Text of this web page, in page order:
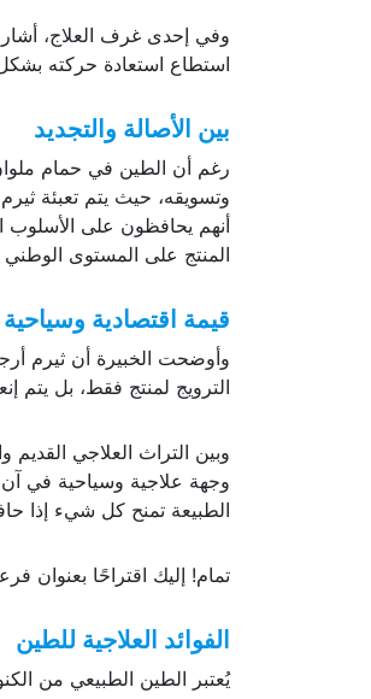
وفي إحدى غرف العلاج، أشار
استطاع استعادة حركته
بين الأصالة والتجديد
رغم أن الطين في حمام
وتسويقه، حيث يتم تعبئة
أنهم يحافظون على الأسلوب
المنتج على المستوى الوطني
قيمة اقتصادية وسياحية
وأوضحت الخبيرة أن ثيرم
الترويج لمنتج فقط، بل يتم
وبين التراث العلاجي
وجهة علاجية وسياحية في آن
الطبيعة تمنح كل شيء إذا
تمام! إليك اقتراحًا
الفوائد العلاجية للطين
يُعتبر الطين الطبيعي من